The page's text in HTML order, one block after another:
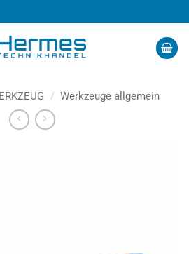
/ Werkzeuge allgemein